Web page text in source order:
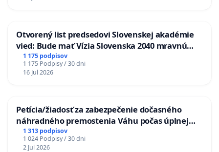
Otvorený list predsedovi Slovenskej akadémie
vied: Bude mať Vízia Slovenska 2040 mravnú
chrbticu?
1 175 podpisov
1 175 Podpisy / 30 dni
16 Jul 2026
Petícia/žiadosť za zabezpečenie dočasného
náhradného premostenia Váhu počas úplnej
uzávery Vážskeho mosta v Komárne
1 313 podpisov
1 024 Podpisy / 30 dni
2 Jul 2026